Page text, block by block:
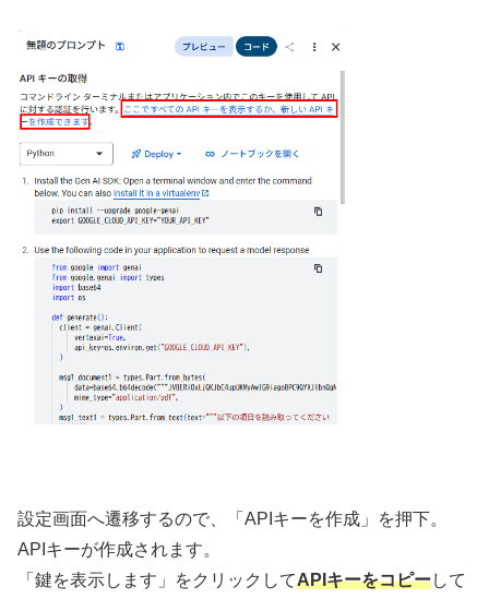
設定画面へ遷移するので、「APIキーを作成」を押下。
APIキーが作成されます。
「鍵を表示します」をクリックしてAPIキーをコピーして